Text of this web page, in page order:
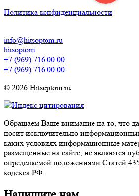
Политика конфиденциальности
info@hitsoptom.ru
hitsoptom
+7 (969) 716 00 00
+7 (969) 716 00 00
© 2026 Hitsoptom.ru
Обращаем Ваше внимание на то, что
носит исключительно
каких условиях информационные
размещенные на сайте, не являются
определяемой положениями Статей
кодекса РФ.